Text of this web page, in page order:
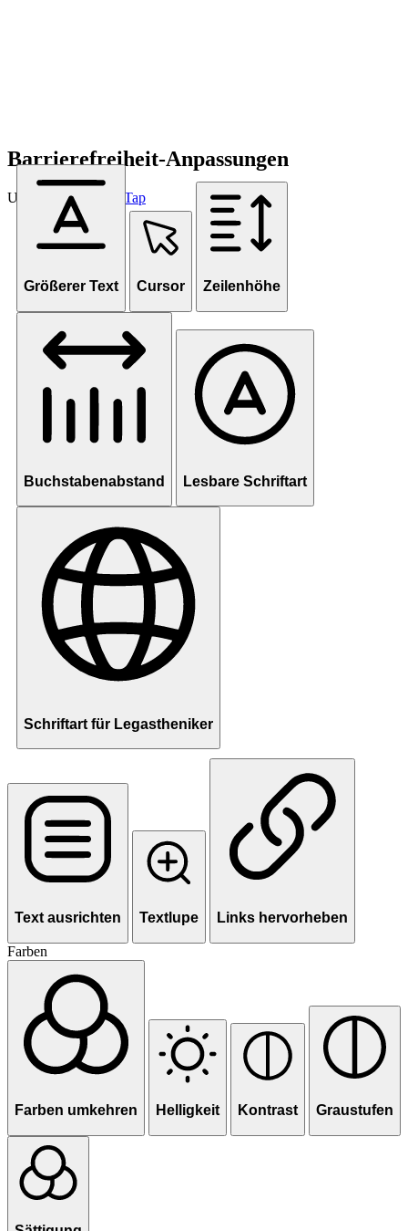
Barrierefreiheit-Anpassungen
Unterstützt von OneTap
Größerer Text Cursor Zeilenhöhe
Buchstabenabstand Lesbare Schriftart
Schriftart für Legastheniker
Text ausrichten Textlupe Links hervorheben
Farben
Farben umkehren Helligkeit Kontrast Graustufen